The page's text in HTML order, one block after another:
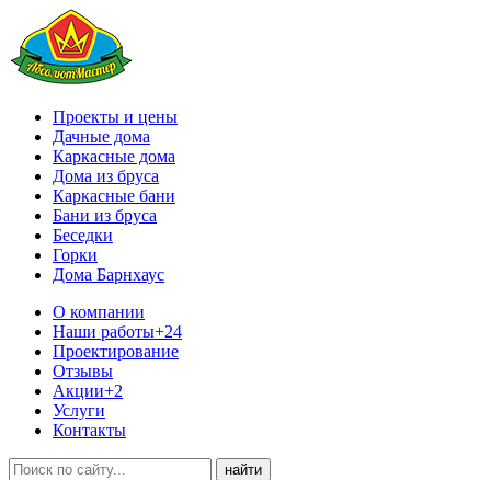
Проекты и цены
Дачные дома
Каркасные дома
Дома из бруса
Каркасные бани
Бани из бруса
Беседки
Горки
Дома Барнхаус
О компании
Наши работы+24
Проектирование
Отзывы
Акции+2
Услуги
Контакты